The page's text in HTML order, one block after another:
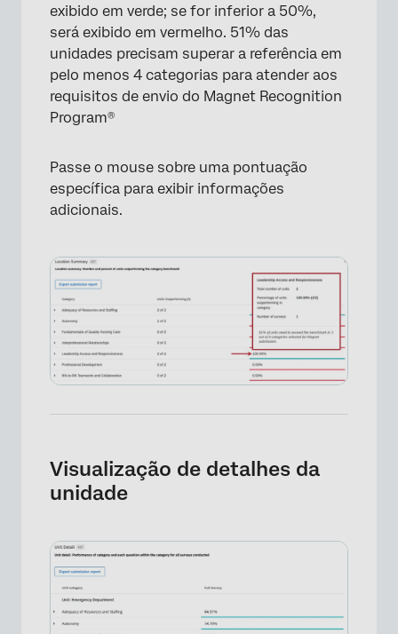
×
exibido em verde; se for inferior a 50%,
será exibido em vermelho. 51% das
unidades precisam superar a referência em
pelo menos 4 categorias para atender aos
requisitos de envio do Magnet Recognition
Program®
Passe o mouse sobre uma pontuação
específica para exibir informações
adicionais.
Visualização de detalhes da
unidade